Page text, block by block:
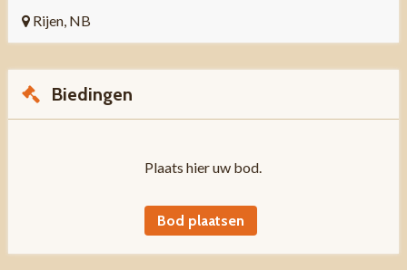
Rijen, NB
Biedingen
Plaats hier uw bod.
Bod plaatsen